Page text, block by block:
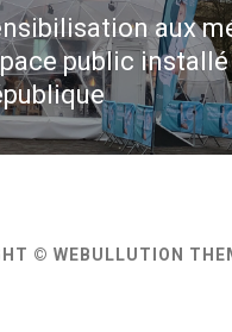
aux
public
© WEBULLUTION